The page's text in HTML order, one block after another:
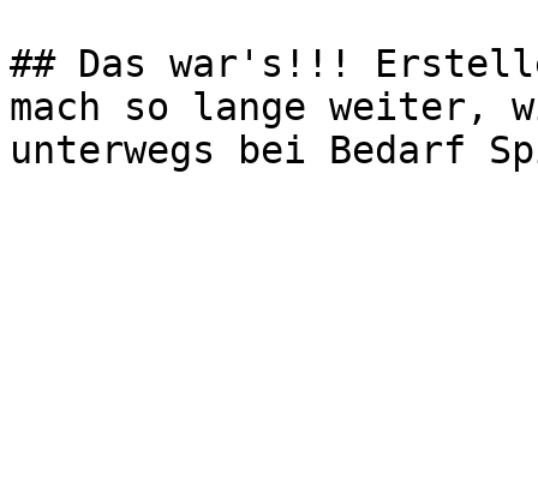
## Das war's!!!
mach so lange weiter,